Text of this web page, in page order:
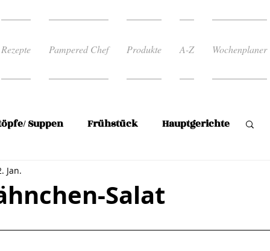
Rezepte Pampered Chef Produkte A-Z Wochenplaner
Suppen Frühstück Hauptgerichte
Reis
Salat
Jan.
bewertet.